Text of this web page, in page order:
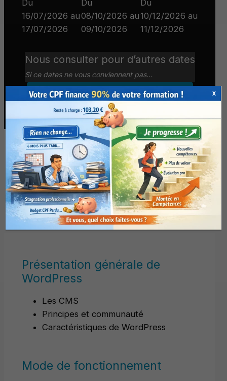
Du
16/07/2026 au
17/07/2026
Du
08/10/2026 au
09/10/2026
Du
10/12/2026 au
11/12/2026
Nous consulter pour d’autres dates
Si ce dates ne vous conviennent pas…
S’inscrire à la formation
En présentiel ou à distance
Contenu de la formation
WordPress gérer un site
non contractuel, pouvant être
modifié sans préavis pour raison
d’évolution et d’adaptation
Présentation générale de
WordPress
Les CMS
Principes et communauté
Caractéristiques de WordPress
Mode de fonctionnement
X